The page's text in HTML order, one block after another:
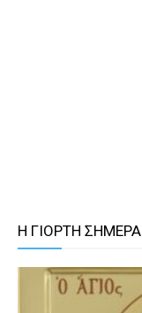
Η ΓΙΟΡΤΗ ΣΗΜΕΡΑ